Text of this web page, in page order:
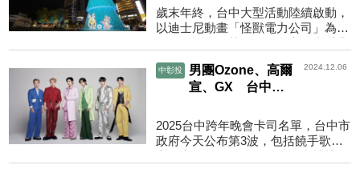
歲末年終，台中大型活動陸續啟動，
以迪士尼動畫「怪獸電力公司」為主
咖」，歡迎提早訂好住...
中彰投
男團Ozone、高爾
宣、GX 台中跨
2024.12.06
2025台中跨年晚會卡司名單，台中市
政府今天公布第3波，包括饒手歌手